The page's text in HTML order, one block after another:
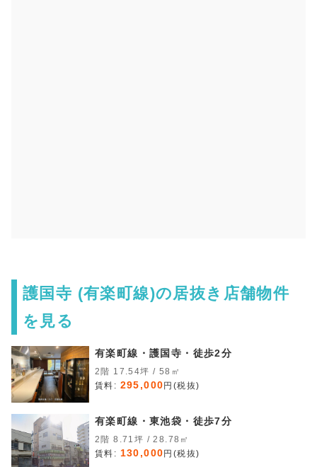
護国寺 (有楽町線)の居抜き店舗物件
を見る
有楽町線・護国寺・徒歩2分
2階 17.54坪 / 58㎡
賃料: 295,000 円(税抜)
有楽町線・東池袋・徒歩7分
2階 8.71坪 / 28.78㎡
賃料: 130,000 円(税抜)